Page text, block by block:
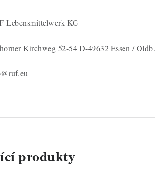
Lebensmittelwerk KG
Kirchweg 52-54 D-49632 Essen / Oldb.
produkty